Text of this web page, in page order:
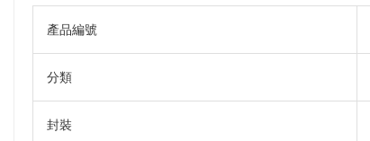
產品編號
分類
封裝